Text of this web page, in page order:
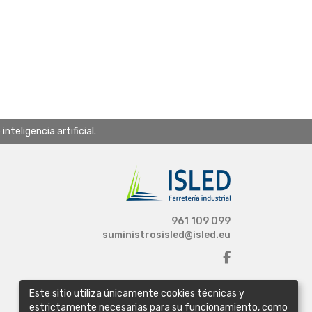
inteligencia artificial.
961 109 099
suministrosisled@isled.eu
Este sitio utiliza únicamente cookies técnicas y
estrictamente necesarias para su funcionamiento, como